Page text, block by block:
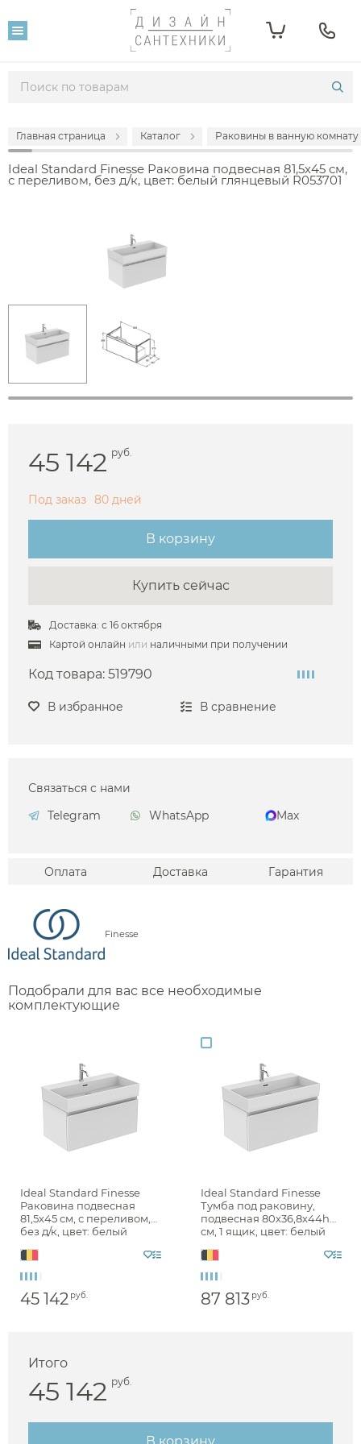
Аксессуары
Главная страница Каталог Раковины в ванную комнату
Ideal Standard Finesse Раковина подвесная 81,5х45 см,
с переливом, без д/к, цвет: белый глянцевый R053701
45 142 руб.
Под заказ 80 дней
В корзину
Купить сейчас
Доставка: с 16 октября
Картой онлайн или наличными при получении
Код товара: 519790
В избранное В сравнение
Связаться с нами
Telegram
WhatsApp Max
Оплата Доставка Гарантия
Finesse
Подобрали для вас все необходимые
комплектующие
Ideal Standard Finesse
Раковина подвесная
81,5х45 см, с переливом,
без д/к, цвет: белый
45 142 руб.
Ideal Standard Finesse
Тумба под раковину,
подвесная 80х36,8х44h
см, 1 ящик, цвет: белый
87 813 руб.
Итого
45 142 руб.